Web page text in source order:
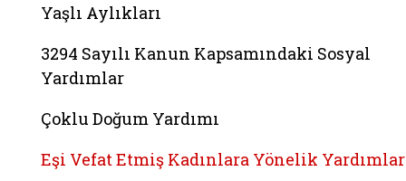
Yaşlı Aylıkları
3294 Sayılı Kanun Kapsamındaki Sosyal
Yardımlar
Çoklu Doğum Yardımı
Eşi Vefat Etmiş Kadınlara Yönelik Yardımlar